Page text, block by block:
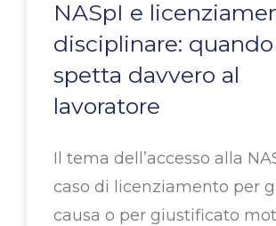
NASpI e
disciplinare: quando
spetta davvero al
lavoratore
Il tema dell’accesso alla
caso di licenziamento per
causa o per giustificato